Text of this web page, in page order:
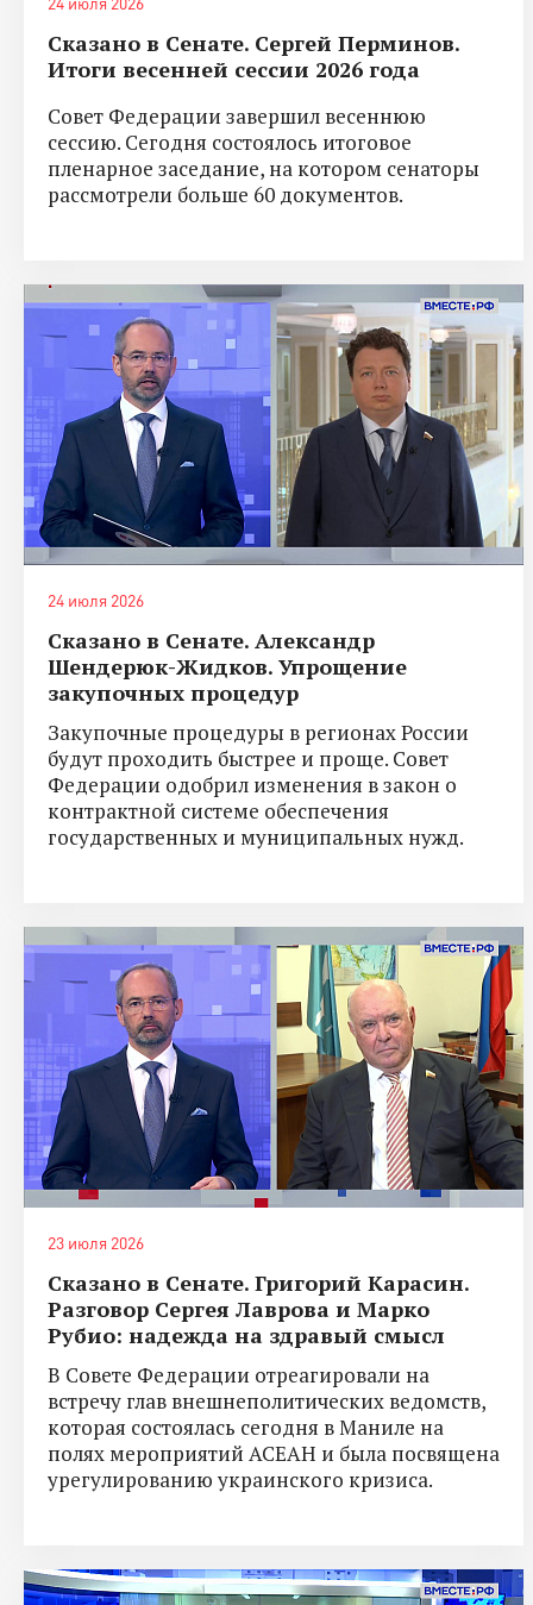
Сказано в Сенате. Сергей Перминов.
Итоги весенней сессии 2026 года
Совет Федерации завершил весеннюю
сессию. Сегодня состоялось итоговое
пленарное заседание, на котором сенаторы
рассмотрели больше 60 документов.
24 июля 2026
Сказано в Сенате. Александр
Шендерюк-Жидков. Упрощение
закупочных процедур
Закупочные процедуры в регионах России
будут проходить быстрее и проще. Совет
Федерации одобрил изменения в закон о
контрактной системе обеспечения
государственных и муниципальных нужд.
23 июля 2026
Сказано в Сенате. Григорий Карасин.
Разговор Сергея Лаврова и Марко
Рубио: надежда на здравый смысл
В Совете Федерации отреагировали на
встречу глав внешнеполитических ведомств,
которая состоялась сегодня в Маниле на
полях мероприятий АСЕАН и была посвящена
урегулированию украинского кризиса.